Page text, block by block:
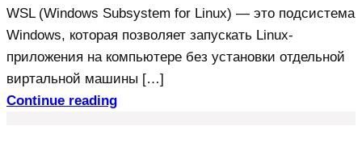
WSL (Windows Subsystem for Linux) — это подсистема
Windows, которая позволяет запускать Linux-
приложения на компьютере без установки отдельной
виртальной машины […]
Continue reading